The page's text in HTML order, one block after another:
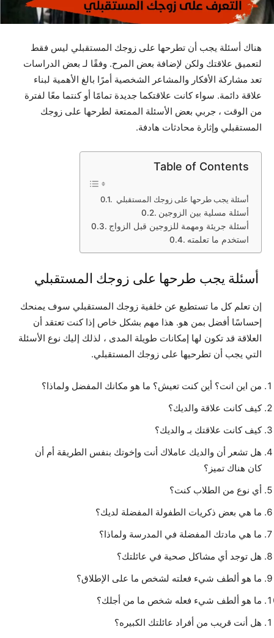
هناك أسئلة يجب أن تطرحها على زوجك المستقبلي ليس فقط
لتعميق علاقتك ولكن لإضافة بعض المرح. وفقًا لـ بعض الدراسات
تعد مشاركة الأفكار والمشاعر الشخصية أمرًا بالغ الأهمية لبناء
علاقة دائمة. سواء كانت علاقتكما جديدة تمامًا أو كنتما معًا لفترة
من الوقت ، جربي بعض الأسئلة الممتعة لطرحها على زوجك
المستقبلي وإثارة محادثات هادفة.
Table of Contents
أسئلة يجب طرحها على زوجك المستقبلي
أسئلة مسلية بين الزوجين
أسئلة جريئة ومهمة للزوجين قبل الزواج
استخدم ما تعلمته
أسئلة يجب طرحها على زوجك المستقبلي
إن تعلم كل ما تستطيع عن خلفية زوجك المستقبلي سوف يمنحك
إحساسًا أفضل بمن هو. هذا مهم بشكل خاص إذا كنت تعتقد أن
العلاقة قد تكون لها إمكانات طويلة المدى ، لذلك إليك نوع الأسئلة
التي يجب أن تطرحيها على زوجك المستقبلي.
من اين انت؟ أين كنت تعيش؟ ما هو مكانك المفضل ولماذا؟
كيف كانت علاقة والديك؟
كيف كانت علاقتك بـ والديك؟
هل تشعر أن والديك عاملاك أنت وإخوتك بنفس الطريقة أم أن
كان هناك تميز؟
أي نوع من الطلاب كنت؟
ما هي بعض ذكريات الطفولة المفضلة لديك؟
ما هي مادتك المفضلة في المدرسة ولماذا؟
هل توجد أي مشاكل صحية في عائلتك؟
ما هو ألطف شيء فعلته لشخص ما على الإطلاق؟
ما هو ألطف شيء فعله شخص ما من أجلك؟
هل أنت قريب من أفراد عائلتك الكبيره؟